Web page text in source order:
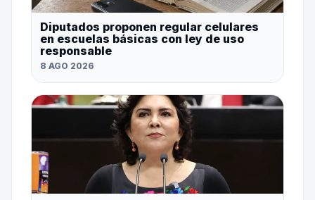
Diputados proponen regular celulares
en escuelas básicas con ley de uso
responsable
8 AGO 2026